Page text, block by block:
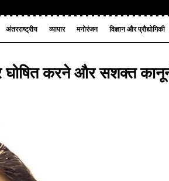
अंतरराष्ट्रीय व्यापार मनोरंजन विज्ञान और प्रौद्योगिकी
घोषित करने और सशक्त